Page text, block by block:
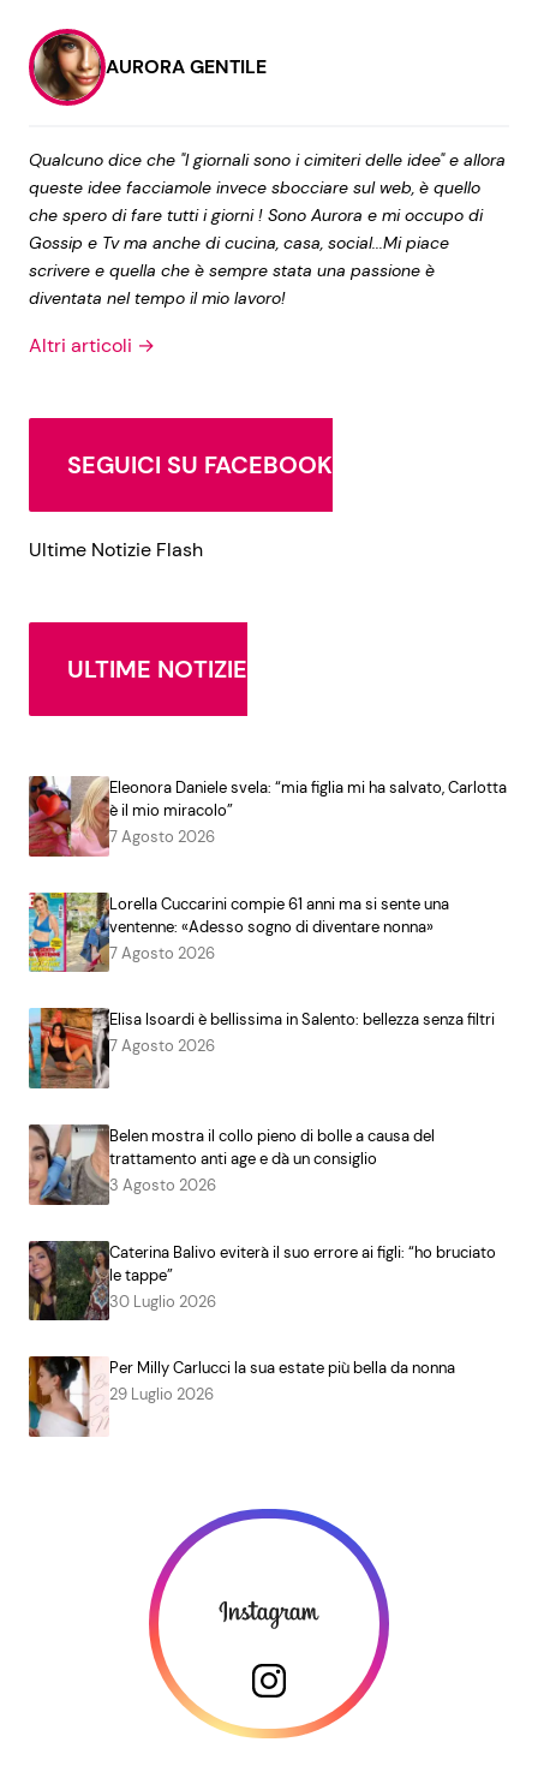
AURORA GENTILE
Qualcuno dice che "I giornali sono i cimiteri delle idee" e allora
queste idee facciamole invece sbocciare sul web, è quello
che spero di fare tutti i giorni ! Sono Aurora e mi occupo di
Gossip e Tv ma anche di cucina, casa, social...Mi piace
scrivere e quella che è sempre stata una passione è
diventata nel tempo il mio lavoro!
Altri articoli →
SEGUICI SU FACEBOOK
Ultime Notizie Flash
ULTIME NOTIZIE
Eleonora Daniele svela: “mia figlia mi ha salvato, Carlotta
è il mio miracolo”
7 Agosto 2026
Lorella Cuccarini compie 61 anni ma si sente una
ventenne: «Adesso sogno di diventare nonna»
7 Agosto 2026
Elisa Isoardi è bellissima in Salento: bellezza senza filtri
7 Agosto 2026
Belen mostra il collo pieno di bolle a causa del
trattamento anti age e dà un consiglio
3 Agosto 2026
Caterina Balivo eviterà il suo errore ai figli: “ho bruciato
le tappe”
30 Luglio 2026
Per Milly Carlucci la sua estate più bella da nonna
29 Luglio 2026